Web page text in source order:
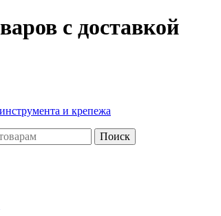
с доставкой
и крепежа
Поиск